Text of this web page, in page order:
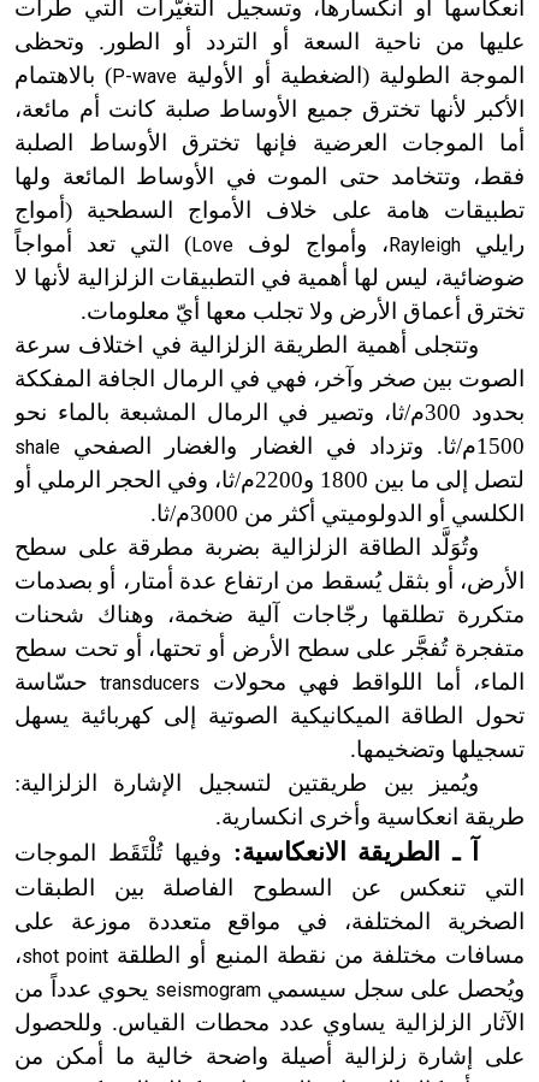
انعكاسها أو انكسارها، وتسجيل التغيُّرات التي طرأت
عليها من ناحية السعة أو التردد أو الطور. وتحظى
الموجة الطولية (الضغطية أو الأولية P-wave) بالاهتمام
الأكبر لأنها تخترق جميع الأوساط صلبة كانت أم مائعة،
أما الموجات العرضية فإنها تخترق الأوساط الصلبة
فقط، وتتخامد حتى الموت في الأوساط المائعة ولها
تطبيقات هامة على خلاف الأمواج السطحية (أمواج
رايلي Rayleigh ، وأمواج لوف Love) التي تعد أمواجاً
ضوضائية، ليس لها أهمية في التطبيقات الزلزالية لأنها لا
تخترق أعماق الأرض ولا تجلب معها أيّ معلومات.
وتتجلى أهمية الطريقة الزلزالية في اختلاف سرعة
الصوت بين صخر وآخر، فهي في الرمال الجافة المفككة
بحدود 300م/ثا، وتصير في الرمال المشبعة بالماء نحو
1500م/ثا. وتزداد في الغضار والغضار الصفحي
shale
لتصل إلى ما بين 1800
و2200م/ثا، وفي الحجر الرملي أو
الكلسي أو الدولوميتي أكثر من 3000م/ثا.
وتُوَلَّد الطاقة الزلزالية بضربة مطرقة على سطح
الأرض، أو بثقل يُسقط من ارتفاع عدة أمتار، أو بصدمات
متكررة تطلقها رجّاجات آلية ضخمة، وهناك شحنات
متفجرة تُفجَّر على سطح الأرض أو تحتها، أو تحت سطح
الماء، أما اللواقط فهي محولات
transducersحسّاسة
تحول الطاقة الميكانيكية الصوتية إلى كهربائية يسهل
تسجيلها وتضخيمها.
ويُميز بين طريقتين لتسجيل الإشارة الزلزالية:
طريقة انعكاسية وأخرى انكسارية.
آ ـ الطريقة الانعكاسية: وفيها تُلْتَقَط الموجات
التي تنعكس عن السطوح الفاصلة بين الطبقات
الصخرية المختلفة، في مواقع متعددة موزعة على
مسافات مختلفة من نقطة المنبع أو الطلقة shot point،
ويُحصل على سجل سيسميseismogram يحوي عدداً من
الآثار الزلزالية يساوي عدد محطات القياس. وللحصول
على إشارة زلزالية أصيلة واضحة خالية ما أمكن من